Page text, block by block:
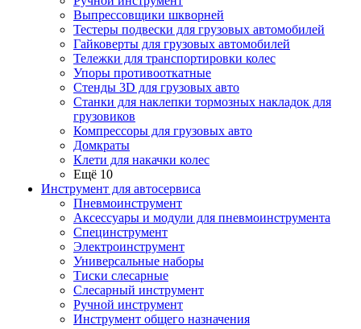
Выпрессовщики шкворней
Тестеры подвески для грузовых автомобилей
Гайковерты для грузовых автомобилей
Тележки для транспортировки колес
Упоры противооткатные
Стенды 3D для грузовых авто
Станки для наклепки тормозных накладок для
грузовиков
Компрессоры для грузовых авто
Домкраты
Клети для накачки колес
Ещё 10
Инструмент для автосервиса
Пневмоинструмент
Аксессуары и модули для пневмоинструмента
Специнструмент
Электроинструмент
Универсальные наборы
Тиски слесарные
Слесарный инструмент
Ручной инструмент
Инструмент общего назначения